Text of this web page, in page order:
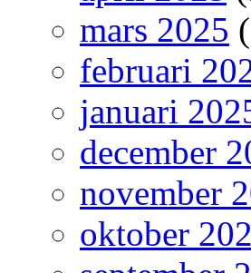
mars 2025
februari
januari
december
november
oktober